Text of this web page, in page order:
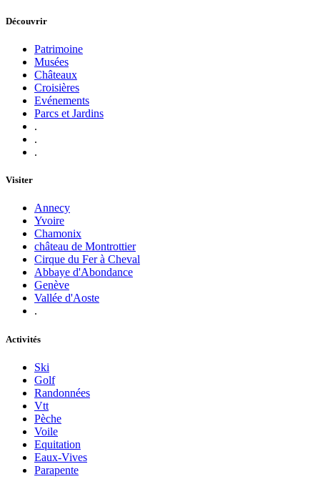
Découvrir
Patrimoine
Musées
Châteaux
Croisières
Evénements
Parcs et Jardins
.
.
.
Visiter
Annecy
Yvoire
Chamonix
château de Montrottier
Cirque du Fer à Cheval
Abbaye d'Abondance
Genève
Vallée d'Aoste
.
Activités
Ski
Golf
Randonnées
Vtt
Pèche
Voile
Equitation
Eaux-Vives
Parapente